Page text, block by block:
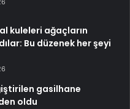
kuleleri ağaçların
Bu düzenek her şeyi
gasilhane
oldu